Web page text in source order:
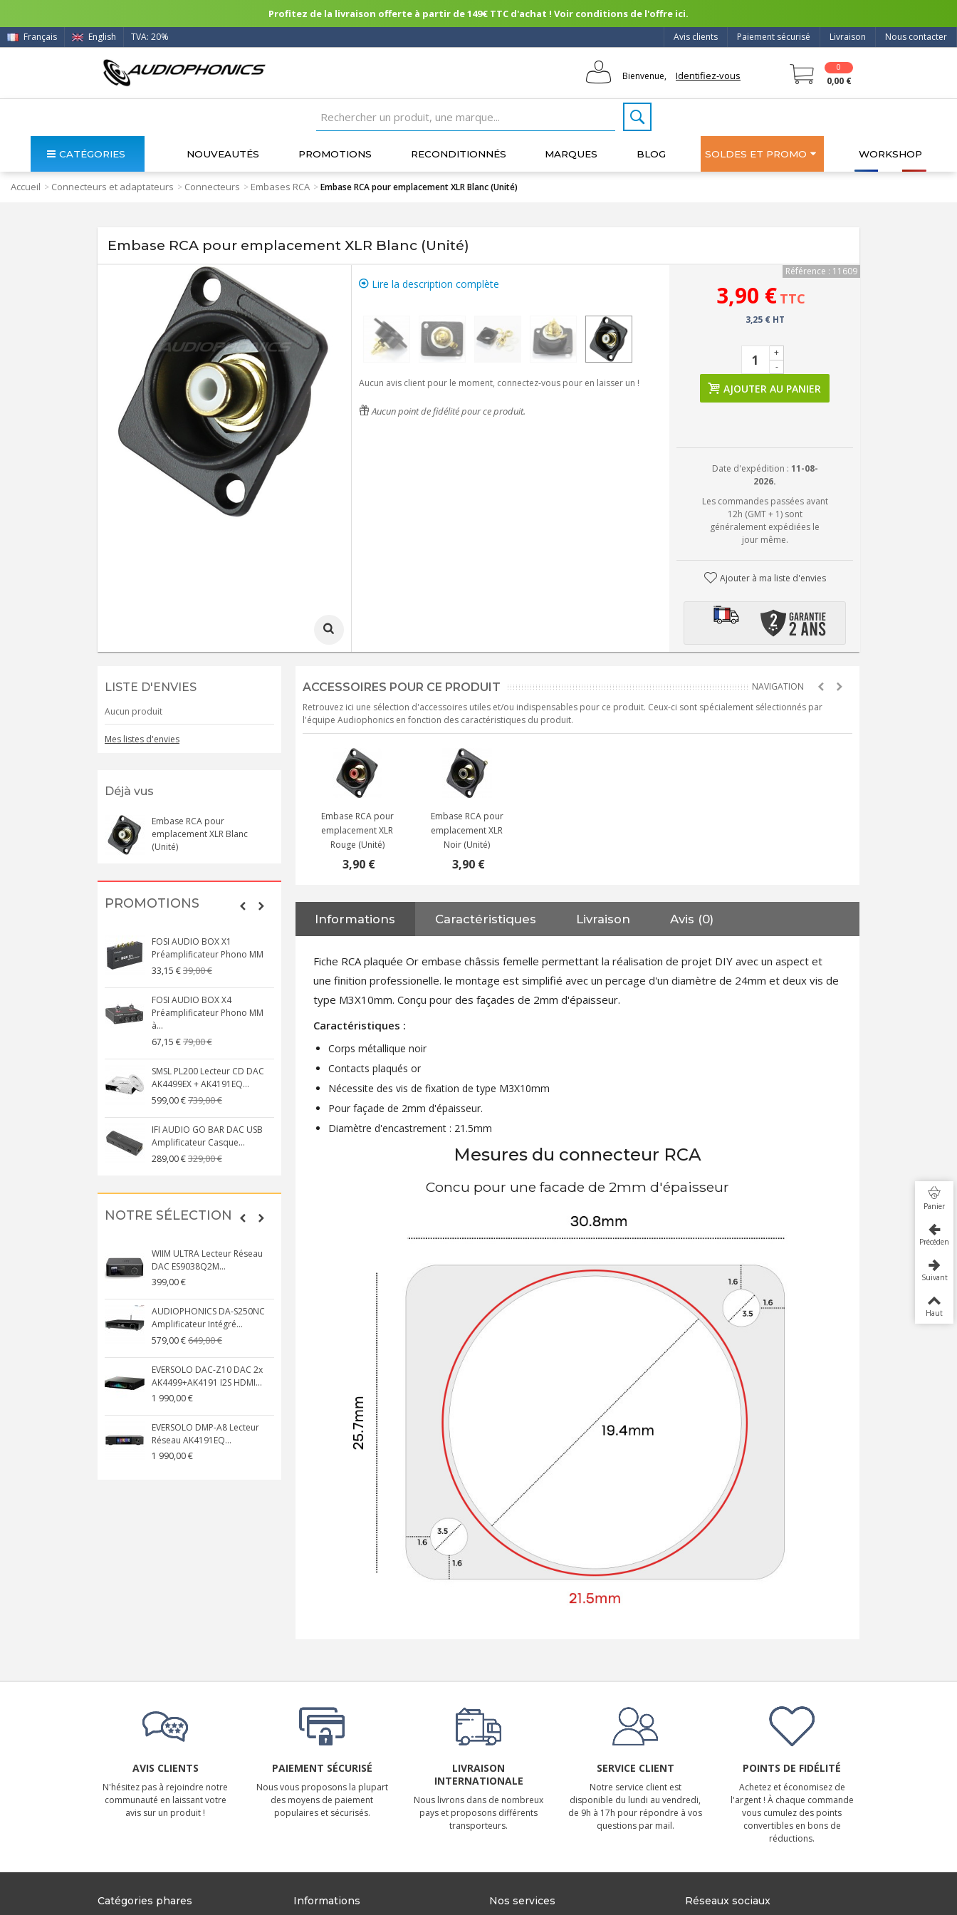
Profitez de la livraison offerte à partir de 149€ TTC d'achat ! Voir conditions de l'offre ici.
Nous contacter
Livraison
Paiement sécurisé
Avis clients
Français English TVA: 20%
Bienvenue, Identifiez-vous
0
0,00 €
CATÉGORIES NOUVEAUTÉS PROMOTIONS RECONDITIONNÉS MARQUES BLOG SOLDES ET PROMO WORKSHOP
Accueil > Connecteurs et adaptateurs > Connecteurs > Embases RCA >Embase RCA pour emplacement XLR Blanc (Unité)
Embase RCA pour emplacement XLR Blanc (Unité)
Lire la description complète
Aucun avis client pour le moment, connectez-vous pour en laisser un !
Aucun point de fidélité pour ce produit.
Référence : 11609
3,90 € TTC
3,25 € HT
-
+
AJOUTER AU PANIER
Date d'expédition : 11-08-
2026.
Les commandes passées avant
12h (GMT + 1) sont
généralement expédiées le
jour même.
Ajouter à ma liste d'envies
LISTE D'ENVIES
Aucun produit
Mes listes d'envies
Déjà vus
Embase RCA pour
emplacement XLR Blanc
(Unité)
PROMOTIONS
FOSI AUDIO BOX X1
Préamplificateur Phono MM
33,15 €39,00 €
FOSI AUDIO BOX X4
Préamplificateur Phono MM
à...
67,15 €79,00 €
SMSL PL200 Lecteur CD DAC
AK4499EX + AK4191EQ...
599,00 €739,00 €
IFI AUDIO GO BAR DAC USB
Amplificateur Casque...
289,00 €329,00 €
4,95 €
[GRADE B] DAYTON AUDIO
149,00 €179,90 €
AUDIOPHONICS DA-S250NC
Amplificateur Intégré...
579,00 €649,00 €
FOSI AUDIO CA30
Amplificateur 4 Voies pour...
NOTRE SÉLECTION
WIIM ULTRA Lecteur Réseau
DAC ES9038Q2M...
399,00 €
AUDIOPHONICS DA-S250NC
Amplificateur Intégré...
579,00 €649,00 €
EVERSOLO DAC-Z10 DAC 2x
AK4499+AK4191 I2S HDMI...
1 990,00 €
EVERSOLO DMP-A8 Lecteur
Réseau AK4191EQ...
1 990,00 €
DAN CLARK AUDIO AEON 2
CLOSED NOIRE Casque...
EVERSOLO DMP-A6 MASTER
EDITION GEN 2 Lecteur...
1 290,00 €
LUXSIN X9 DAC Amplificateur
Casque AK4191 +...
ACCESSOIRES POUR CE PRODUIT
Retrouvez ici une sélection d'accessoires utiles et/ou indispensables pour ce produit. Ceux-ci sont spécialement sélectionnés par
l'équipe Audiophonics en fonction des caractéristiques du produit.
Embase RCA pour
emplacement XLR
Rouge (Unité)
3,90 €
Embase RCA pour
emplacement XLR
Noir (Unité)
3,90 €
Informations Caractéristiques Livraison Avis (0)
Fiche RCA plaquée Or embase châssis femelle permettant la réalisation de projet DIY avec un aspect et
une finition professionelle. le montage est simplifié avec un percage d'un diamètre de 24mm et deux vis de
type M3X10mm. Conçu pour des façades de 2mm d'épaisseur.
Caractéristiques :
Corps métallique noir
Contacts plaqués or
Nécessite des vis de fixation de type M3X10mm
Pour façade de 2mm d'épaisseur.
Diamètre d'encastrement : 21.5mm
Mesures du connecteur RCA
Concu pour une facade de 2mm d'épaisseur
AVIS CLIENTS
N'hésitez pas à rejoindre notre
communauté en laissant votre
avis sur un produit !
PAIEMENT SÉCURISÉ
Nous vous proposons la plupart
des moyens de paiement
populaires et sécurisés.
LIVRAISON
INTERNATIONALE
Nous livrons dans de nombreux
pays et proposons différents
transporteurs.
SERVICE CLIENT
Notre service client est
disponible du lundi au vendredi,
de 9h à 17h pour répondre à vos
questions par mail.
POINTS DE FIDÉLITÉ
Achetez et économisez de
l'argent ! À chaque commande
vous cumulez des points
convertibles en bons de
réductions.
Catégories phares Informations Nos services Réseaux sociaux
Panier
Précédent
Suivant
Haut